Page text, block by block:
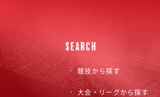
SEARCH
競技から探す
大会・リーグから探す